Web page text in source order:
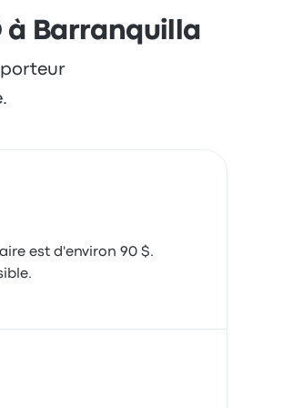
à Barranquilla
est d'environ 90 $.